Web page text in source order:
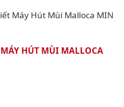
Máy Hút Mùi Malloca MIN
HÚT MÙI MALLOCA